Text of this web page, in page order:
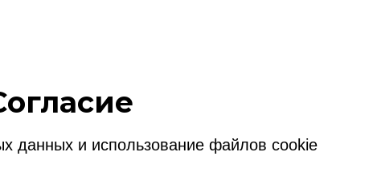
данных и использование файлов cookie